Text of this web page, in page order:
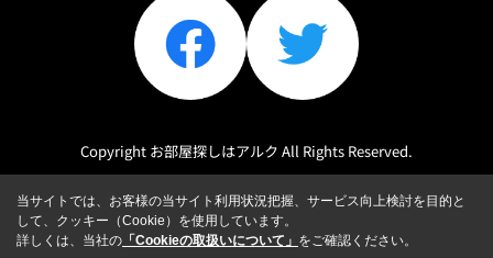
Copyright お部屋探しはアルク All Rights Reserved.
当サイトでは、お客様の当サイト利用状況把握、サービス向上検討を目的と
して、クッキー（Cookie）を使用しています。
詳しくは、当社の 「Cookieの取扱いについて」 をご確認ください。